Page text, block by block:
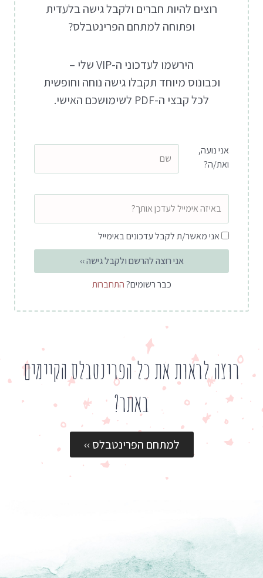
רוצים להיות חברים ולקבל גישה בלעדית
ופתוחה למתחם הפרינטבלס?
הירשמו לעדכוני ה-VIP שלי –
וכבונוס מיוחד תקבלו גישה נוחה וחופשית
לכל קבצי ה-PDF לשימושכם האישי.
אני נועה,
ואת/ה?
שדה
הסכמה
אני מאשר/ת לקבל עדכונים באימייל
אני רוצה להרשם ולקבל גישה ››
כבר רשומים?התחברות
רוצה לראות את כל הפרינטבלס הקיימים
באתר?
למתחם הפרינטבלס ››